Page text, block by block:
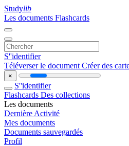
Studylib
Les documents Flashcards
S''identifier
Téléverser le document Créer des
×
S''identifier
Flashcards Des collections
Les documents
Dernière Activité
Mes documents
Documents sauvegardés
Profil